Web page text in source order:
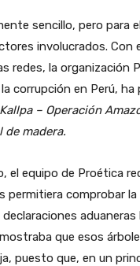
sencillo, pero para
involucrados. Con
redes, la organización
corrupción en Perú, ha
– Operación
de madera.
el equipo de Proética
permitiera comprobar
que esos
puesto que, en un